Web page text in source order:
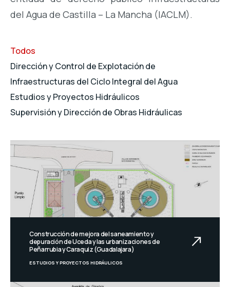
del Agua de Castilla – La Mancha (IACLM).
Todos
Dirección y Control de Explotación de
Infraestructuras del Ciclo Integral del Agua
Estudios y Proyectos Hidráulicos
Supervisión y Dirección de Obras Hidráulicas
Construcción de mejora del saneamiento y
depuración de Uceda y las urbanizaciones de
Peñarrubia y Caraquiz (Guadalajara)
ESTUDIOS Y PROYECTOS HIDRÁULICOS